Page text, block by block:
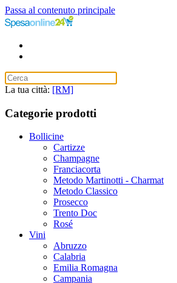
Passa al contenuto principale
La tua città: [RM]
Categorie prodotti
Bollicine
Cartizze
Champagne
Franciacorta
Metodo Martinotti - Charmat
Metodo Classico
Prosecco
Trento Doc
Rosé
Vini
Abruzzo
Calabria
Emilia Romagna
Campania